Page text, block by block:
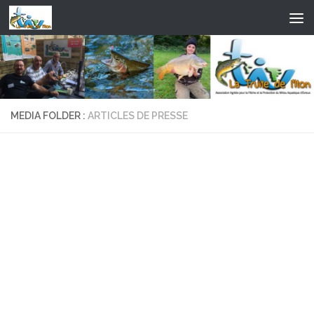
Skip to content
MEDIA FOLDER : ARTICLES DE PRESSE